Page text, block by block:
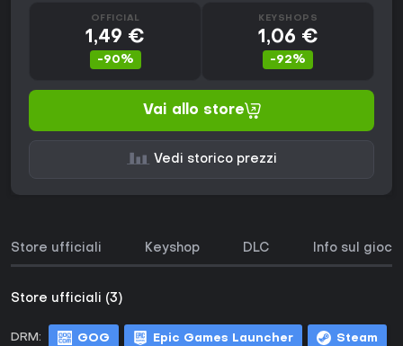
OFFICIAL
1,49 €
-90%
KEYSHOPS
1,06 €
-92%
Vai allo store
Vedi storico prezzi
Store ufficiali Keyshop DLC Info sul gioco
Store ufficiali (3)
DRM: GOG Epic Games Launcher Steam